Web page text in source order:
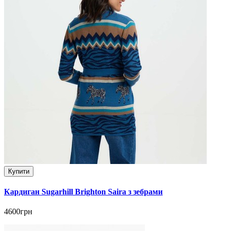
Купити
Кардиган Sugarhill Brighton Saira з зебрами
4600грн